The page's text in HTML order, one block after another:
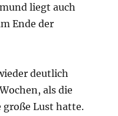
liegt auch
Ende der
deutlich
als die
Lust hatte.